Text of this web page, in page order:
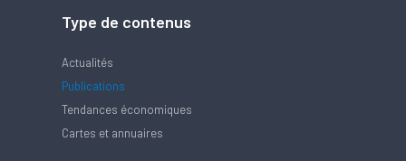
Type de contenus
Actualités
Publications
Tendances économiques
Cartes et annuaires